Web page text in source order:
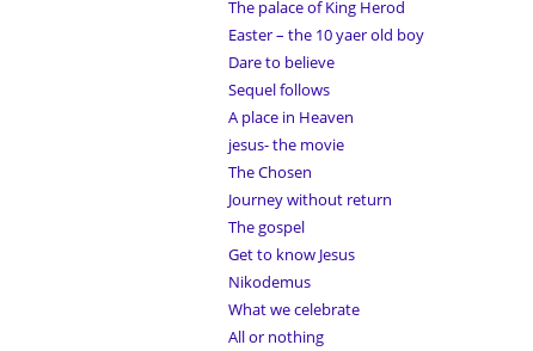
The palace of King Herod
Easter – the 10 yaer old boy
Dare to believe
Sequel follows
A place in Heaven
jesus- the movie
The Chosen
Journey without return
The gospel
Get to know Jesus
Nikodemus
What we celebrate
All or nothing